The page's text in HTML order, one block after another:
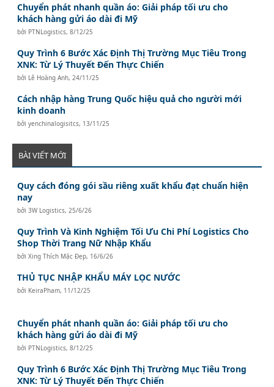
Chuyển phát nhanh quần áo: Giải pháp tối ưu cho
khách hàng gửi áo dài đi Mỹ
bởi PTNLogistics,8/12/25
Quy Trình 6 Bước Xác Định Thị Trường Mục Tiêu Trong
XNK: Từ Lý Thuyết Đến Thực Chiến
bởi Lê Hoàng Anh, 24/11/25
Cách nhập hàng Trung Quốc hiệu quả cho người mới
kinh doanh
bởiyenchinalogisitcs, 13/11/25
BÀI VIẾT MỚI
Quy cách đóng gói sầu riêng xuất khẩu đạt chuẩn hiện
nay
bởi3W Logistics, 25/6/26
Quy Trình Và Kinh Nghiệm Tối Ưu Chi Phí Logistics Cho
Shop Thời Trang Nữ Nhập Khẩu
bởiXing Thích Mặc Đẹp, 16/6/26
THỦ TỤC NHẬP KHẨU MÁY LỌC NƯỚC
bởi KeiraPham, 11/12/25
Chuyển phát nhanh quần áo: Giải pháp tối ưu cho
khách hàng gửi áo dài đi Mỹ
bởi PTNLogistics,8/12/25
Quy Trình 6 Bước Xác Định Thị Trường Mục Tiêu Trong
XNK: Từ Lý Thuyết Đến Thực Chiến